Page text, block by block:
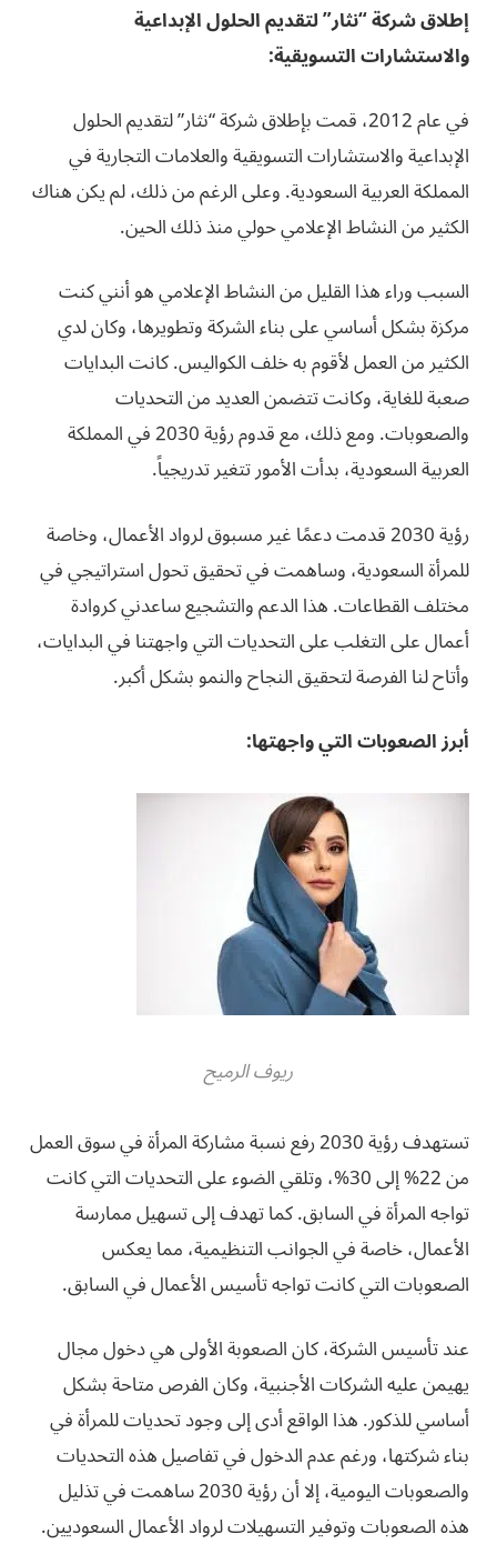
إطلاق شركة “نثار” لتقديم الحلول الإبداعية
والاستشارات التسويقية:
في عام 2012، قمت بإطلاق شركة “نثار” لتقديم الحلول
الإبداعية والاستشارات التسويقية والعلامات التجارية في
المملكة العربية السعودية. وعلى الرغم من ذلك، لم يكن هناك
الكثير من النشاط الإعلامي حولي منذ ذلك الحين.
السبب وراء هذا القليل من النشاط الإعلامي هو أنني كنت
مركزة بشكل أساسي على بناء الشركة وتطويرها، وكان لدي
الكثير من العمل لأقوم به خلف الكواليس. كانت البدايات
صعبة للغاية، وكانت تتضمن العديد من التحديات
والصعوبات. ومع ذلك، مع قدوم رؤية 2030 في المملكة
العربية السعودية، بدأت الأمور تتغير تدريجياً.
رؤية 2030 قدمت دعمًا غير مسبوق لرواد الأعمال، وخاصة
للمرأة السعودية، وساهمت في تحقيق تحول استراتيجي في
مختلف القطاعات. هذا الدعم والتشجيع ساعدني كروادة
أعمال على التغلب على التحديات التي واجهتنا في البدايات،
وأتاح لنا الفرصة لتحقيق النجاح والنمو بشكل أكبر.
أبرز الصعوبات التي واجهتها:
ريوف الرميح
تستهدف رؤية 2030 رفع نسبة مشاركة المرأة في سوق العمل
من 22% إلى 30%، وتلقي الضوء على التحديات التي كانت
تواجه المرأة في السابق. كما تهدف إلى تسهيل ممارسة
الأعمال، خاصة في الجوانب التنظيمية، مما يعكس
الصعوبات التي كانت تواجه تأسيس الأعمال في السابق.
عند تأسيس الشركة، كان الصعوبة الأولى هي دخول مجال
يهيمن عليه الشركات الأجنبية، وكان الفرص متاحة بشكل
أساسي للذكور. هذا الواقع أدى إلى وجود تحديات للمرأة في
بناء شركتها، ورغم عدم الدخول في تفاصيل هذه التحديات
والصعوبات اليومية، إلا أن رؤية 2030 ساهمت في تذليل
هذه الصعوبات وتوفير التسهيلات لرواد الأعمال السعوديين.